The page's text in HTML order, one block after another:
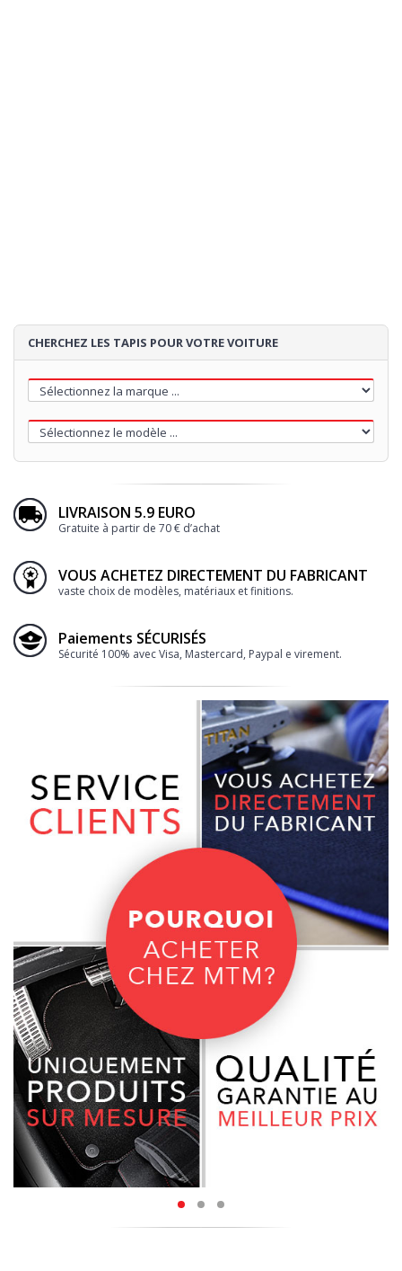
CHERCHEZ LES TAPIS POUR VOTRE VOITURE
LIVRAISON 5.9 EURO
Gratuite à partir de 70 € d’achat
VOUS ACHETEZ DIRECTEMENT DU FABRICANT
vaste choix de modèles, matériaux et finitions.
Paiements SÉCURISÉS
Sécurité 100% avec Visa, Mastercard, Paypal e virement.